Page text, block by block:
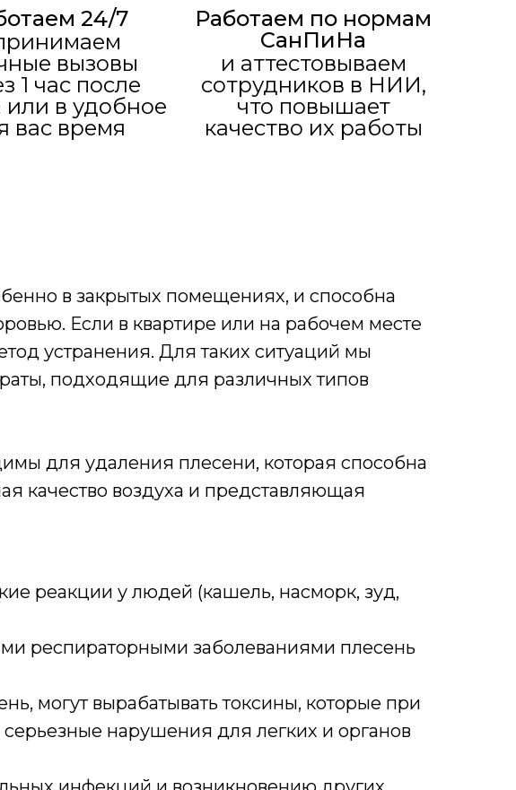
24/7
Работаем по нормам
СанПиНа
вызовы
1 час после
или в удобное
вас время
и аттестовываем
сотрудников в НИИ,
что повышает
качество их работы
в закрытых помещениях, и способна
Если в квартире или на рабочем месте
устранения. Для таких ситуаций мы
подходящие для различных типов
для удаления плесени, которая способна
качество воздуха и представляющая
реакции у людей (кашель, насморк, зуд,
респираторными заболеваниями плесень
могут вырабатывать токсины, которые при
нарушения для легких и органов